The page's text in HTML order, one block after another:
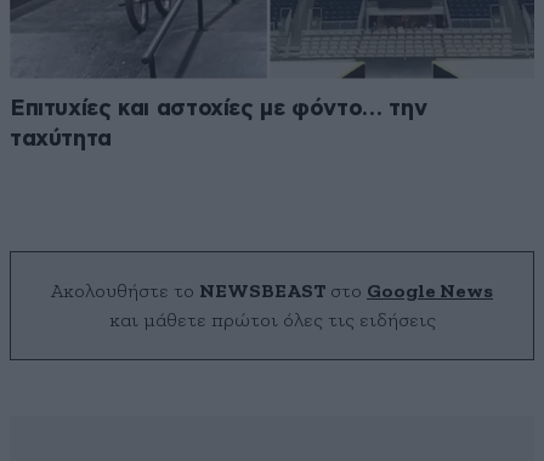
Επιτυχίες και αστοχίες με φόντο… την
ταχύτητα
Ακολουθήστε το NEWSBEAST στο Google News
και μάθετε πρώτοι όλες τις ειδήσεις